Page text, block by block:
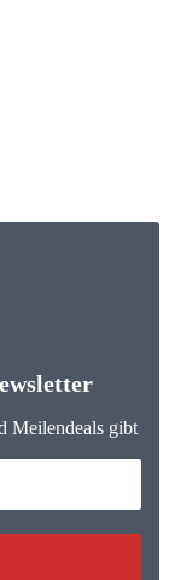
Meilendeals gibt